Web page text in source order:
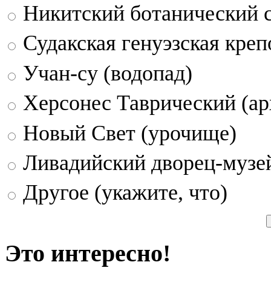
Никитский ботанический
Судакская генуэзская
Учан-су (водопад)
Херсонес Таврический
Новый Свет (урочище)
Ливадийский дворец-
Другое (укажите, что)
Это интересно!